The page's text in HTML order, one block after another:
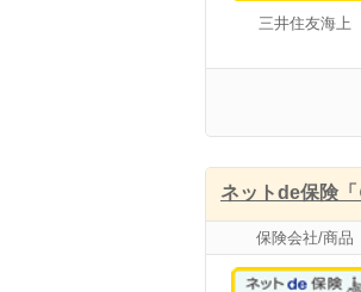
三井住友海上
ネットde保険「
保険会社/商品